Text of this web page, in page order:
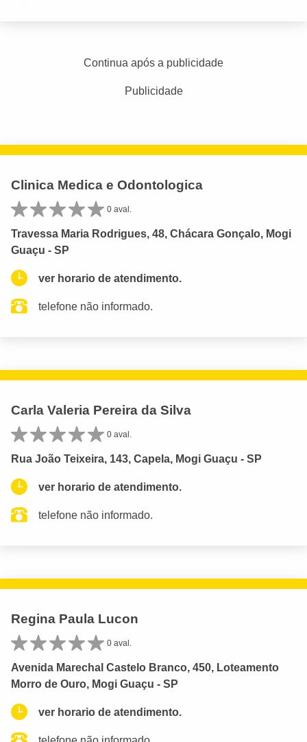
Continua após a publicidade
Publicidade
Clinica Medica e Odontologica
0 aval.
Travessa Maria Rodrigues, 48, Chácara Gonçalo, Mogi
Guaçu - SP
ver horario de atendimento.
telefone não informado.
Carla Valeria Pereira da Silva
0 aval.
Rua João Teixeira, 143, Capela, Mogi Guaçu - SP
ver horario de atendimento.
telefone não informado.
Regina Paula Lucon
0 aval.
Avenida Marechal Castelo Branco, 450, Loteamento
Morro de Ouro, Mogi Guaçu - SP
ver horario de atendimento.